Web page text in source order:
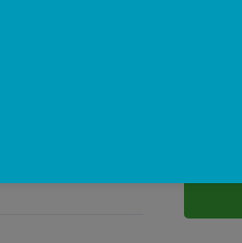
Als je
steeds
vraag
een